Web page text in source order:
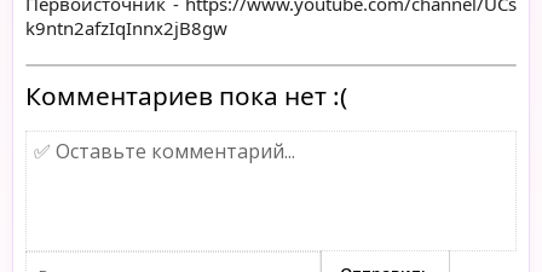
k9ntn2afzIqInnx2jB8gw
Комментариев пока нет :(